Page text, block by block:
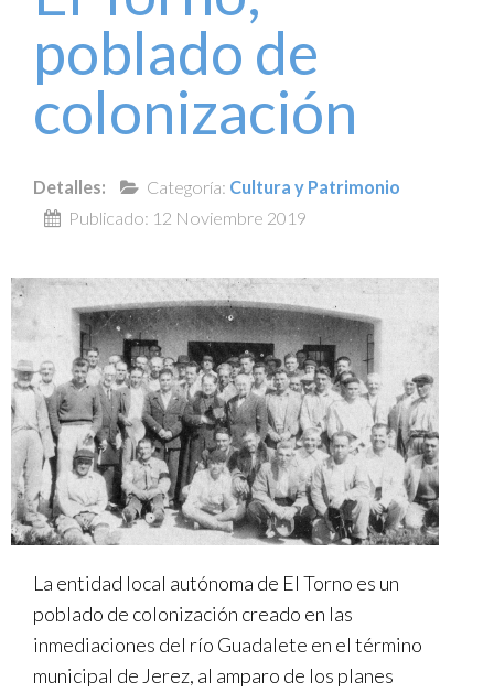
poblado de
colonización
Detalles: Categoría: Cultura y Patrimonio
Publicado: 12 Noviembre 2019
La entidad local autónoma de El Torno es un
poblado de colonización creado en las
inmediaciones del río Guadalete en el término
municipal de Jerez, al amparo de los planes